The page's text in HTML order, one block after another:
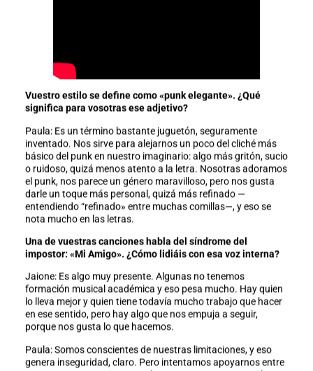
Vuestro estilo se define como «punk elegante». ¿Qué
significa para vosotras ese adjetivo?
Paula: Es un término bastante juguetón, seguramente
inventado. Nos sirve para alejarnos un poco del cliché más
básico del punk en nuestro imaginario: algo más gritón, sucio
o ruidoso, quizá menos atento a la letra. Nosotras adoramos
el punk, nos parece un género maravilloso, pero nos gusta
darle un toque más personal, quizá más refinado —
entendiendo “refinado» entre muchas comillas—, y eso se
nota mucho en las letras.
Una de vuestras canciones habla del síndrome del
impostor: «Mi Amigo». ¿Cómo lidiáis con esa voz interna?
Jaione: Es algo muy presente. Algunas no tenemos
formación musical académica y eso pesa mucho. Hay quien
lo lleva mejor y quien tiene todavía mucho trabajo que hacer
en ese sentido, pero hay algo que nos empuja a seguir,
porque nos gusta lo que hacemos.
Paula: Somos conscientes de nuestras limitaciones, y eso
genera inseguridad, claro. Pero intentamos apoyarnos entre